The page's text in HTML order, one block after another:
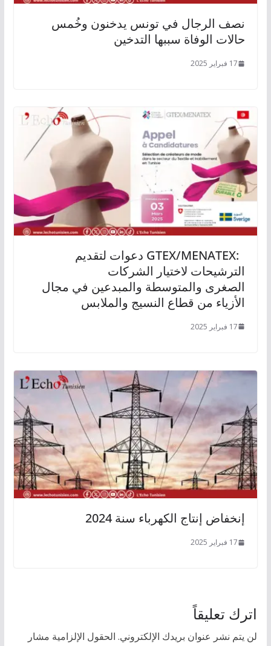
نصف الرجال في تونس يدخنون وخُمس
حالات الوفاة سببها التدخين
17 فبراير 2025
:GTEX/MENATEX دعوات لتقديم
الترشيحات لاختيار الشركات
الصغرى والمتوسطة والمبدعين في مجال
الأزياء من قطاع النسيج والملابس
17 فبراير 2025
إنخفاض إنتاج الكهرباء سنة 2024
17 فبراير 2025
اترك تعليقاً
لن يتم نشر عنوان بريدك الإلكتروني. الحقول الإلزامية مشار